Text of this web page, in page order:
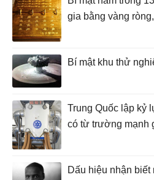
gia bằng vàng
Bí mật khu thử
Trung Quốc lập kỷ
có từ trường mạnh
Dấu hiệu nhận